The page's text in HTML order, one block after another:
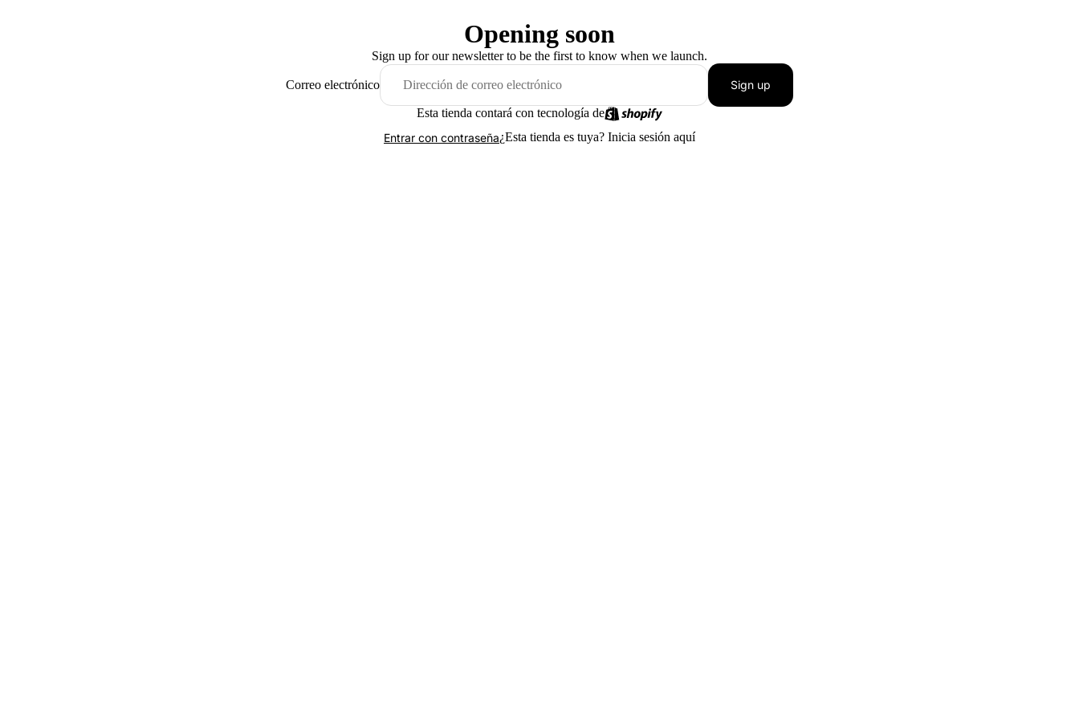
Opening soon
Sign up for our newsletter to be the first to know when we launch.
Correo electrónico Sign up
Esta tienda contará con tecnología de
Entrar con contraseña¿Esta tienda es tuya? Inicia sesión aquí